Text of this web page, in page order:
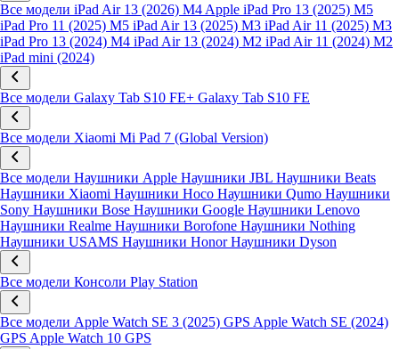
Все модели iPad Air 13 (2026) M4 Apple iPad Pro 13 (2025) M5
iPad Pro 11 (2025) M5 iPad Air 13 (2025) M3 iPad Air 11 (2025) M3
iPad Pro 13 (2024) M4 iPad Air 13 (2024) M2 iPad Air 11 (2024) M2
iPad mini (2024)
Все модели Galaxy Tab S10 FE+ Galaxy Tab S10 FE
Все модели Xiaomi Mi Pad 7 (Global Version)
Все модели Наушники Apple Наушники JBL Наушники Beats
Наушники Xiaomi Наушники Hoco Наушники Qumo Наушники
Sony Наушники Bose Наушники Google Наушники Lenovo
Наушники Realme Наушники Borofone Наушники Nothing
Наушники USAMS Наушники Honor Наушники Dyson
Все модели Консоли Play Station
Все модели Apple Watch SE 3 (2025) GPS Apple Watch SE (2024)
GPS Apple Watch 10 GPS